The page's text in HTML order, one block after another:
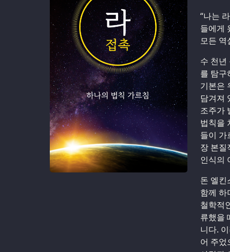
“나는
들에게
모든 역
수 천년
를 탐구
기본은
담겨져
조주가
법칙을
들이 가
장 본질
인식의
돈 엘
함께 하
철학적
류했을
니다.
어 주었